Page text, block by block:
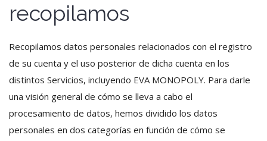
recopilamos
Recopilamos datos personales relacionados con el registro
de su cuenta y el uso posterior de dicha cuenta en los
distintos Servicios, incluyendo EVA MONOPOLY. Para darle
una visión general de cómo se lleva a cabo el
procesamiento de datos, hemos dividido los datos
personales en dos categorías en función de cómo se